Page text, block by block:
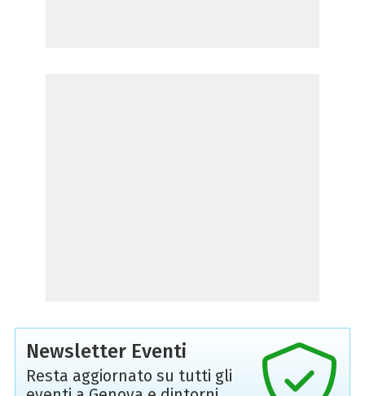
Newsletter Eventi
Resta aggiornato su tutti gli